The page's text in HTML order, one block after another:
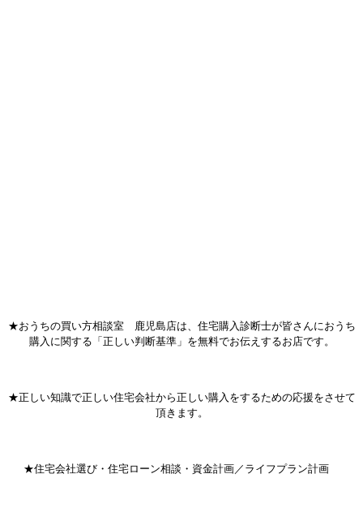
★おうちの買い方相談室 鹿児島店は、住宅購入診断士が皆さんにおうち
購入に関する「正しい判断基準」を無料でお伝えするお店です。
★正しい知識で正しい住宅会社から正しい購入をするための応援をさせて
頂きます。
★住宅会社選び・住宅ローン相談・資金計画／ライフプラン計画